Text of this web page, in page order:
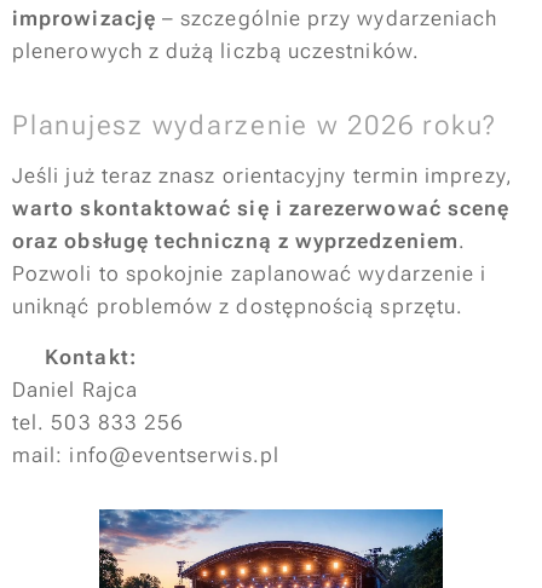
improwizację – szczególnie przy wydarzeniach
plenerowych z dużą liczbą uczestników.
Planujesz wydarzenie w 2026 roku?
Jeśli już teraz znasz orientacyjny termin imprezy,
warto skontaktować się i zarezerwować scenę
oraz obsługę techniczną z wyprzedzeniem.
Pozwoli to spokojnie zaplanować wydarzenie i
uniknąć problemów z dostępnością sprzętu.
Kontakt:
Daniel Rajca
tel. 503 833 256
mail: info@eventserwis.pl